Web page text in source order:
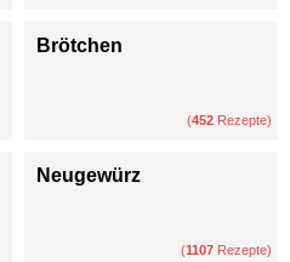
Brötchen
(452 Rezepte)
Neugewürz
(1107 Rezepte)